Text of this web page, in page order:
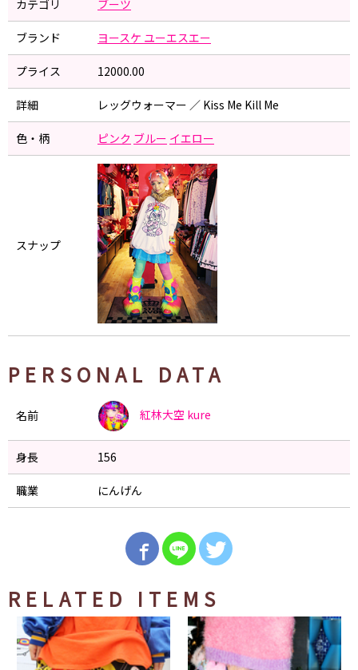
カテゴリ ブーツ
ブランド ヨースケ ユーエスエー
プライス 12000.00
詳細 レッグウォーマー ／ Kiss Me Kill Me
色・柄 ピンク ブルー イエロー
スナップ
PERSONAL DATA
名前 紅林大空 kure
身長 156
職業 にんげん
RELATED ITEMS